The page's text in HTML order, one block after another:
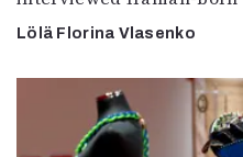
Lölä Florina Vlasenko